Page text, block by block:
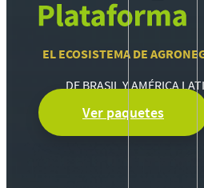
EL ECOSISTEMA DE
DE BRASIL Y AMÉRICA
Ver paquetes